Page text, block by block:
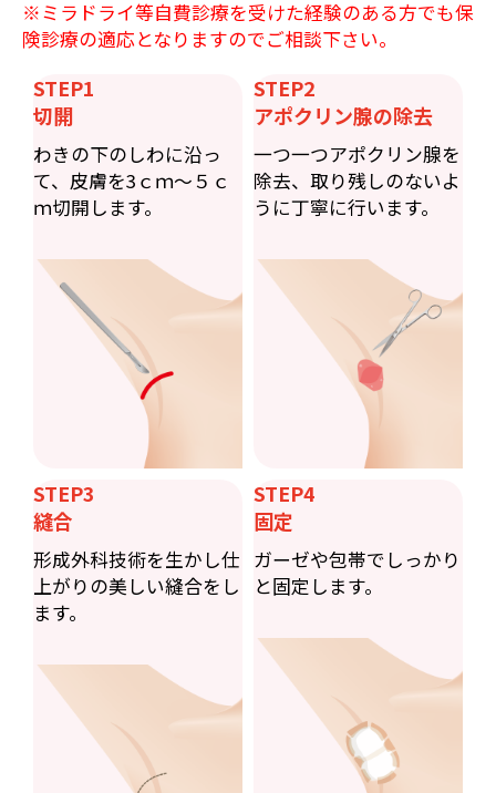
※ミラドライ等自費診療を受けた経験のある方でも保
険診療の適応となりますのでご相談下さい。
STEP1
切開
わきの下のしわに沿っ
て、皮膚を3ｃｍ〜５ｃ
ｍ切開します。
STEP2
アポクリン腺の除去
一つ一つアポクリン腺を
除去、取り残しのないよ
うに丁寧に行います。
STEP3
縫合
形成外科技術を生かし仕
上がりの美しい縫合をし
ます。
STEP4
固定
ガーゼや包帯でしっかり
と固定します。